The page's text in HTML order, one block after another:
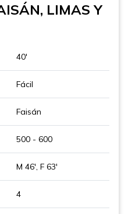
LIMAS Y
40'
Fácil
Faisán
500 - 600
M 46', F 63'
4